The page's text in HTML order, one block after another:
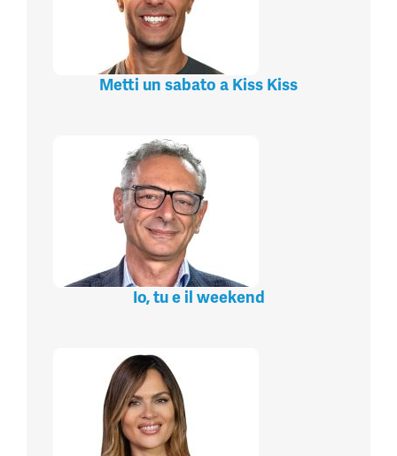
Metti un sabato a Kiss Kiss
Io, tu e il weekend